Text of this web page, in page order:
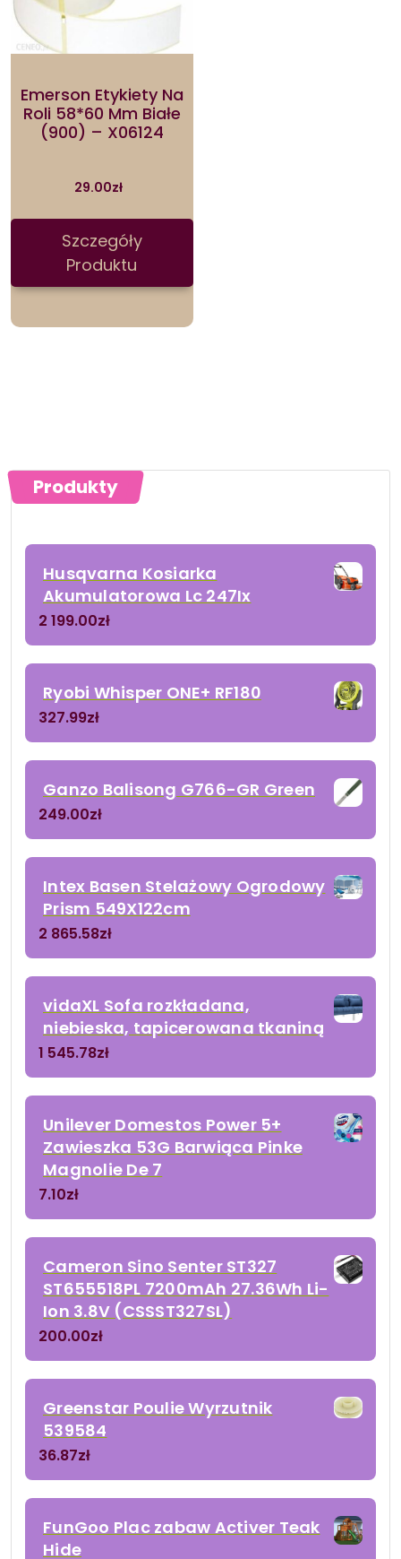
Emerson Etykiety Na
Roli 58*60 Mm Białe
(900) – X06124
29.00zł
Szczegóły
Produktu
Produkty
Husqvarna Kosiarka
Akumulatorowa Lc 247Ix
2 199.00zł
Ryobi Whisper ONE+ RF180
327.99zł
Ganzo Balisong G766-GR Green
249.00zł
Intex Basen Stelażowy Ogrodowy
Prism 549X122cm
2 865.58zł
vidaXL Sofa rozkładana,
niebieska, tapicerowana tkaniną
1 545.78zł
Unilever Domestos Power 5+
Zawieszka 53G Barwiąca Pinke
Magnolie De 7
7.10zł
Cameron Sino Senter ST327
ST655518PL 7200mAh 27.36Wh Li-
Ion 3.8V (CSSST327SL)
200.00zł
Greenstar Poulie Wyrzutnik
539584
36.87zł
FunGoo Plac zabaw Activer Teak
Hide